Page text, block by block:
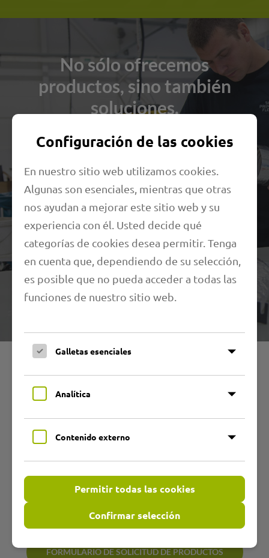
No sólo ofrecemos
productos, sino también
soluciones.
Además de una amplia gama estándar, también
fabricamos productos especiales individuales y
sistemas de mangueras para todos los ámbitos de
aplicación de nuestros clientes. Los más de 40 años
de experiencia en el desarrollo y la fabricación de
mangueras técnicas son simplemente
inestimables.
No dude en probarlo. Nos enfrentamos a todas las
comparaciones.
Su línea directa con nosotros.
En nuestro sitio web encontrará una gran parte de
Para una consulta personal o una oferta específica,
también para sus necesidades individuales, haga
clic en el botón de consulta o llámenos a
+49 (0) 4504-804-0
noticias suyas!
FORMULARIO DE SOLICITUD DE PRODUCTOS
Configuración de las cookies
En nuestro sitio web utilizamos cookies.
Algunas son esenciales, mientras que otras
nos ayudan a mejorar este sitio web y su
experiencia con él. Usted decide qué
categorías de cookies desea permitir. Tenga
en cuenta que, dependiendo de su selección,
es posible que no pueda acceder a todas las
funciones de nuestro sitio web.
Galletas esenciales
Analítica
Contenido externo
Permitir todas las cookies
Confirmar selección